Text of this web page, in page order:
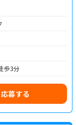
歩3分
応募する